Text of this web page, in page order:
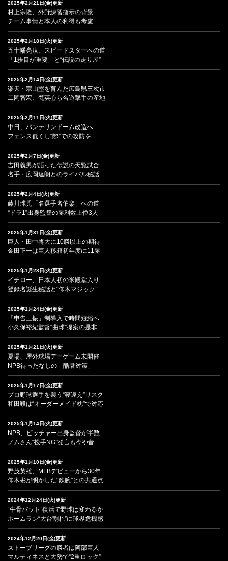
2025年2月21日(金)更新
村上宗隆、外野練習指示の背景
チーム事情と本人の利得も考慮
2025年2月18日(火)更新
五十幡亮汰、スピードスターへの道
「1歩目が重要」と“伝説の走り屋”
2025年2月14日(金)更新
楽天・宗山塁を育んだ広島県三次市
二岡智宏、梵英心ら名遊撃手の産地
2025年2月11日(火)更新
中日、バンテリンドーム改造へ
フェンス低くし“際”での攻防を
2025年2月7日(金)更新
吉田義男が語った伝説の天覧試合
名手・広岡達朗とのライバル秘話
2025年2月4日(火)更新
藤川球児「名選手名伯楽」への道
“ドラ1”出身監督の勝利数上位3人
2025年1月31日(金)更新
巨人・田中将大に10勝以上の期待
金田正一は巨人移籍初年度に11勝
2025年1月28日(火)更新
イチロー、日本人初の米殿堂入り
登録名誕生秘話と“仰木マジック”
2025年1月24日(金)更新
「申告三振」制導入で時間短縮へ
小久保裕紀監督“曲球”提案の是非
2025年1月21日(火)更新
夏場、屋外球場デーゲーム未開催
NPB待ったなしの「酷暑対策」
2025年1月17日(金)更新
プロ野球選手を襲う“寝違え”リスク
和田毅は“オーダーメイド枕”で対応
2025年1月14日(火)更新
NPB、ピッチャー出身監督が半数
ノムさん“投手NG”発言も今や昔
2025年1月10日(金)更新
野茂英雄、MLBデビューから30年
仰木彬が明かした“鉄腕”との共通点
2024年12月24日(火)更新
“牛骨バット”復活で野球は変わるか
ホームラン“大台割れ”に球界危機感
2024年12月20日(金)更新
ストーブリーグの勝者は阿部巨人
マルティネスと大勢で“2重ロック”